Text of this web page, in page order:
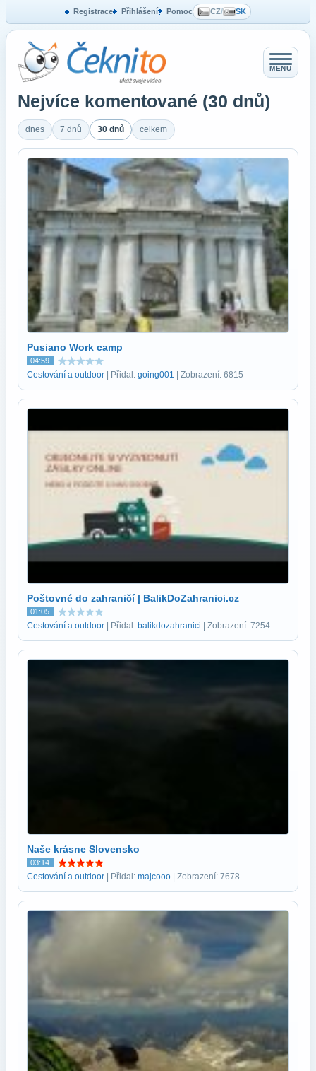
Registrace Přihlášení Pomoc CZ/ SK
MENU
Nejvíce komentované (30 dnů)
dnes 7 dnů 30 dnů celkem
Pusiano Work camp
04:59
Cestování a outdoor | Přidal: going001 | Zobrazení: 6815
Poštovné do zahraničí | BalikDoZahranici.cz
01:05
Cestování a outdoor | Přidal: balikdozahranici | Zobrazení: 7254
Naše krásne Slovensko
03:14
Cestování a outdoor | Přidal: majcooo | Zobrazení: 7678